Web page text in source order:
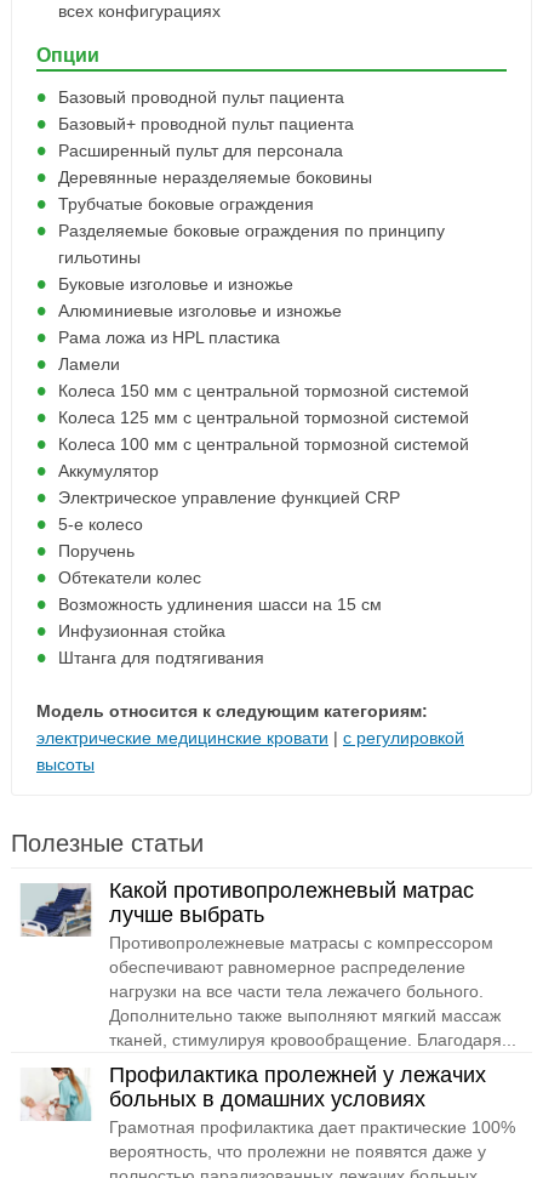
всех конфигурациях
Опции
Базовый проводной пульт пациента
Базовый+ проводной пульт пациента
Расширенный пульт для персонала
Деревянные неразделяемые боковины
Трубчатые боковые ограждения
Разделяемые боковые ограждения по принципу
гильотины
Буковые изголовье и изножье
Алюминиевые изголовье и изножье
Рама ложа из HPL пластика
Ламели
Колеса 150 мм с центральной тормозной системой
Колеса 125 мм с центральной тормозной системой
Колеса 100 мм с центральной тормозной системой
Аккумулятор
Электрическое управление функцией CRP
5-e колесо
Поручень
Обтекатели колес
Возможность удлинения шасси на 15 см
Инфузионная стойка
Штанга для подтягивания
Модель относится к следующим категориям:
электрические медицинские кровати | с регулировкой
высоты
Полезные статьи
Какой противопролежневый матрас
лучше выбрать
Противопролежневые матрасы с компрессором
обеспечивают равномерное распределение
нагрузки на все части тела лежачего больного.
Дополнительно также выполняют мягкий массаж
тканей, стимулируя кровообращение. Благодаря...
Профилактика пролежней у лежачих
больных в домашних условиях
Грамотная профилактика дает практические 100%
вероятность, что пролежни не появятся даже у